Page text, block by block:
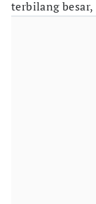
terbilang